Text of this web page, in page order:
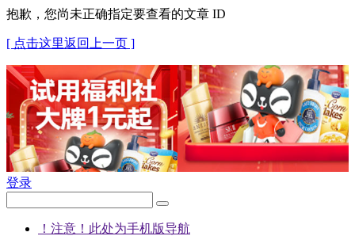
抱歉，您尚未正确指定要查看的文章 ID
[ 点击这里返回上一页 ]
登录
！注意！此处为手机版导航